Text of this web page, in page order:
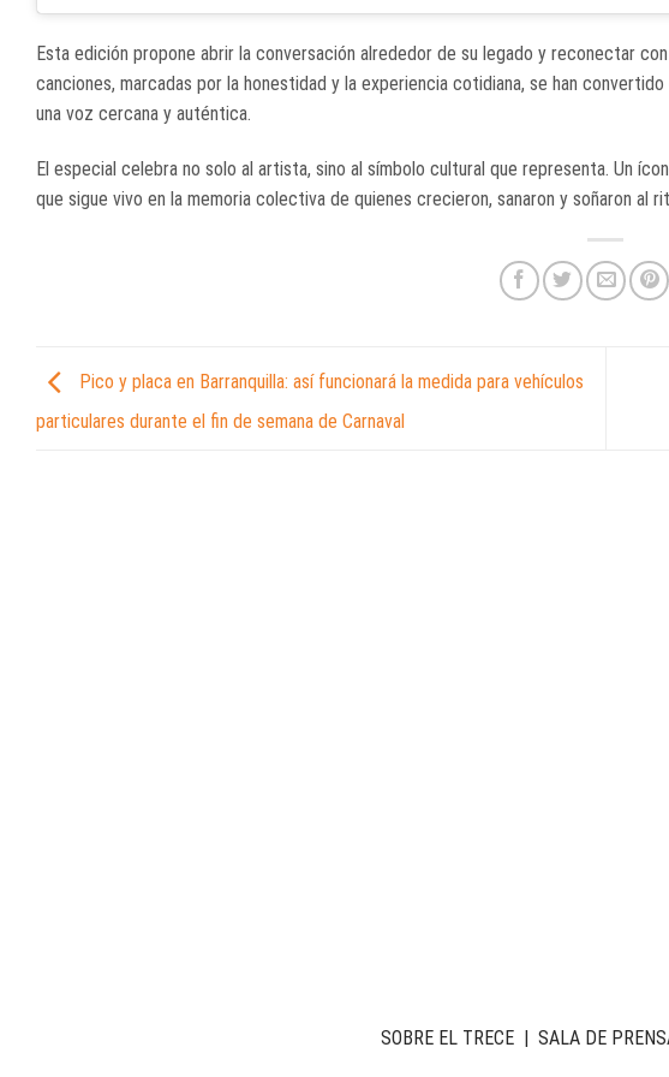
Esta edición propone abrir la conversación alrededor de su legado y reconectar
canciones, marcadas por la honestidad y la experiencia cotidiana, se han
una voz cercana y auténtica.
El especial celebra no solo al artista, sino al símbolo cultural que representa. Un
que sigue vivo en la memoria colectiva de quienes crecieron, sanaron y soñaron al
Pico y placa en Barranquilla: así funcionará la medida para vehículos
particulares durante el fin de semana de Carnaval
SOBRE EL TRECE | SALA DE